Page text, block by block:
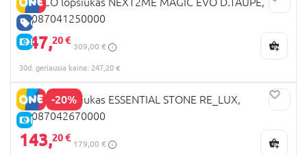
GERA KAINA
E-KAINA
05087041250000
247,20 €
309,00 €
30d. geriausia kaina: 247,20 €
-20%
E-KAINA
CHICCO lopšiukas ESSENTIAL STONE RE_LUX,
08087042670000
143,20 €
179,00 €